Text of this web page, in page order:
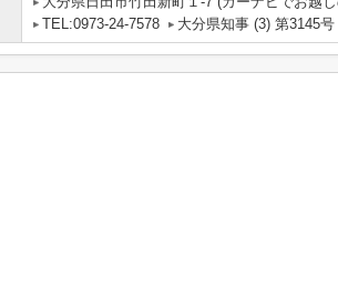
TEL:0973-24-7578
大分県知事 (3) 第3145号